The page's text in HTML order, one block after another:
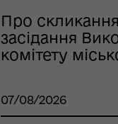
Про
засідання
комітету
07/08/2026